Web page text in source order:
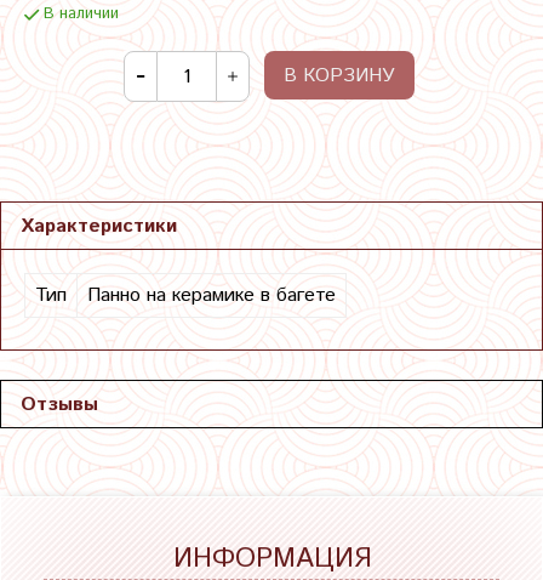
В наличии
В КОРЗИНУ
Характеристики
Тип Панно на керамике в багете
Отзывы
ИНФОРМАЦИЯ